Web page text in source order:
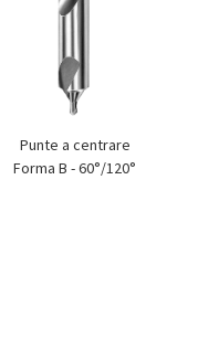
Punte a centrare
Forma B - 60°/120°